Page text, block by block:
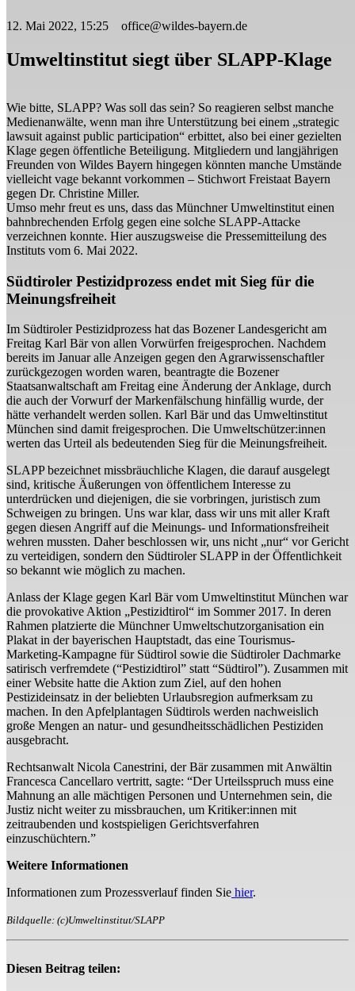
12. Mai 2022, 15:25 office@wildes-bayern.de
Umweltinstitut siegt über SLAPP-Klage
Wie bitte, SLAPP? Was soll das sein? So reagieren selbst manche
Medienanwälte, wenn man ihre Unterstützung bei einem „strategic
lawsuit against public participation“ erbittet, also bei einer gezielten
Klage gegen öffentliche Beteiligung. Mitgliedern und langjährigen
Freunden von Wildes Bayern hingegen könnten manche Umstände
vielleicht vage bekannt vorkommen – Stichwort Freistaat Bayern
gegen Dr. Christine Miller.
Umso mehr freut es uns, dass das Münchner Umweltinstitut einen
bahnbrechenden Erfolg gegen eine solche SLAPP-Attacke
verzeichnen konnte. Hier auszugsweise die Pressemitteilung des
Instituts vom 6. Mai 2022.
Südtiroler Pestizidprozess endet mit Sieg für die
Meinungsfreiheit
Im Südtiroler Pestizidprozess hat das Bozener Landesgericht am
Freitag Karl Bär von allen Vorwürfen freigesprochen. Nachdem
bereits im Januar alle Anzeigen gegen den Agrarwissenschaftler
zurückgezogen worden waren, beantragte die Bozener
Staatsanwaltschaft am Freitag eine Änderung der Anklage, durch
die auch der Vorwurf der Markenfälschung hinfällig wurde, der
hätte verhandelt werden sollen. Karl Bär und das Umweltinstitut
München sind damit freigesprochen. Die Umweltschützer:innen
werten das Urteil als bedeutenden Sieg für die Meinungsfreiheit.
SLAPP bezeichnet missbräuchliche Klagen, die darauf ausgelegt
sind, kritische Äußerungen von öffentlichem Interesse zu
unterdrücken und diejenigen, die sie vorbringen, juristisch zum
Schweigen zu bringen. Uns war klar, dass wir uns mit aller Kraft
gegen diesen Angriff auf die Meinungs- und Informationsfreiheit
wehren mussten. Daher beschlossen wir, uns nicht „nur“ vor Gericht
zu verteidigen, sondern den Südtiroler SLAPP in der Öffentlichkeit
so bekannt wie möglich zu machen.
Anlass der Klage gegen Karl Bär vom Umweltinstitut München war
die provokative Aktion „Pestizidtirol“ im Sommer 2017. In deren
Rahmen platzierte die Münchner Umweltschutzorganisation ein
Plakat in der bayerischen Hauptstadt, das eine Tourismus-
Marketing-Kampagne für Südtirol sowie die Südtiroler Dachmarke
satirisch verfremdete (“Pestizidtirol” statt “Südtirol”). Zusammen mit
einer Website hatte die Aktion zum Ziel, auf den hohen
Pestizideinsatz in der beliebten Urlaubsregion aufmerksam zu
machen. In den Apfelplantagen Südtirols werden nachweislich
große Mengen an natur- und gesundheitsschädlichen Pestiziden
ausgebracht.
Rechtsanwalt Nicola Canestrini, der Bär zusammen mit Anwältin
Francesca Cancellaro vertritt, sagte: “Der Urteilsspruch muss eine
Mahnung an alle mächtigen Personen und Unternehmen sein, die
Justiz nicht weiter zu missbrauchen, um Kritiker:innen mit
zeitraubenden und kostspieligen Gerichtsverfahren
einzuschüchtern.”
Weitere Informationen
Informationen zum Prozessverlauf finden Sie hier.
Bildquelle: (c)Umweltinstitut/SLAPP
Diesen Beitrag teilen: